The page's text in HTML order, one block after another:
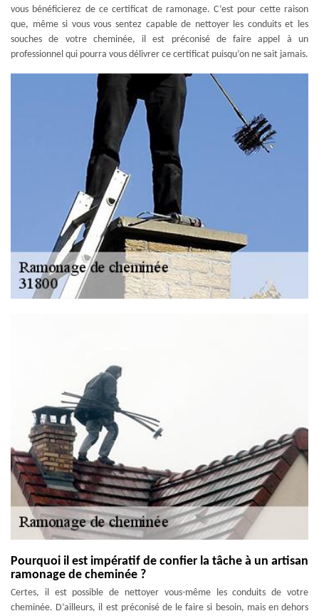
vous bénéficierez de ce certificat de ramonage. C’est pour cette raison
que, même si vous vous sentez capable de nettoyer les conduits et les
souches de votre cheminée, il est préconisé de faire appel à un
professionnel qui pourra vous délivrer ce certificat puisqu’on ne sait jamais.
Pourquoi il est impératif de confier la tâche à un artisan
ramonage de cheminée ?
Certes, il est possible de nettoyer vous-même les conduits de votre
cheminée. D’ailleurs, il est préconisé de le faire si besoin, mais en dehors